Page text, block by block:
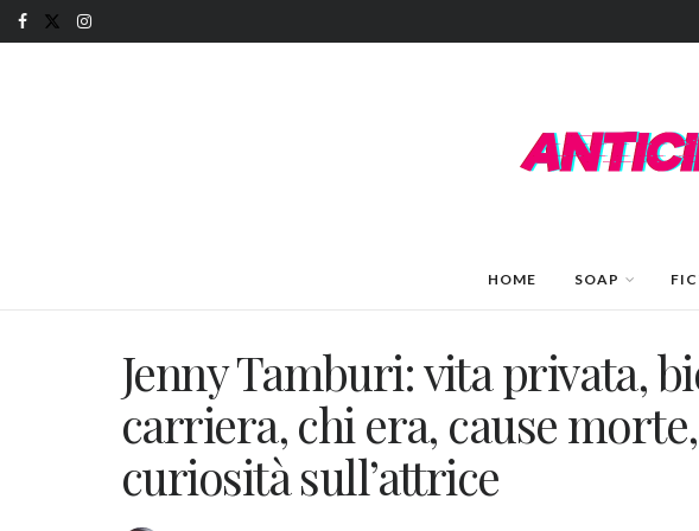
HOME SOAP
Jenny Tamburi: vita privata,
carriera, chi era, cause
curiosità sull’attrice